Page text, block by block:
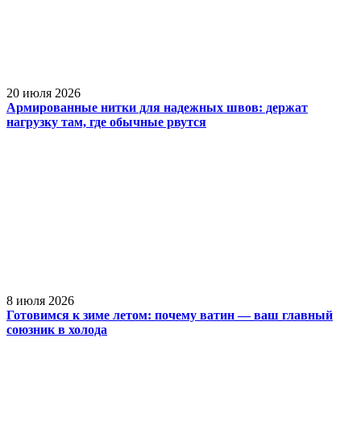
20 июля 2026
Армированные нитки для надежных швов: держат
нагрузку там, где обычные рвутся
8 июля 2026
Готовимся к зиме летом: почему ватин — ваш главный
союзник в холода